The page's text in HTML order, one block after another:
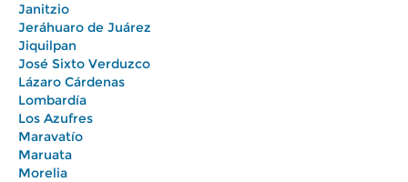
Janitzio
Jeráhuaro de Juárez
Jiquilpan
José Sixto Verduzco
Lázaro Cárdenas
Lombardía
Los Azufres
Maravatío
Maruata
Morelia